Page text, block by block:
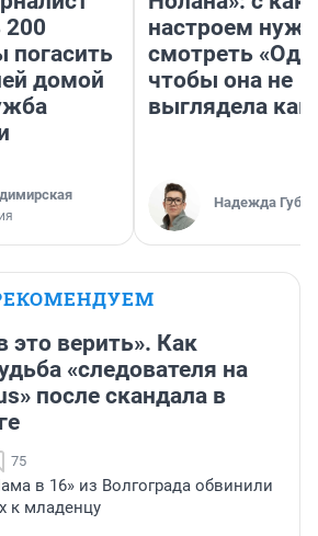
200
погасить
домой
настроем
смотреть
чтобы она не
выглядела как
Надежда
это верить». Как
«следователя на
после скандала в
75
в 16» из Волгограда обвинили
к младенцу